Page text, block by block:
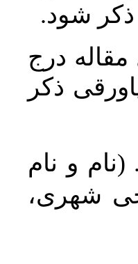
ذکر شود.
درج
ذکر
و نام
شهری،